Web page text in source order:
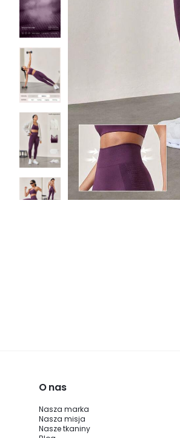
O nas
Nasza marka
Nasza misja
Nasze tkaniny